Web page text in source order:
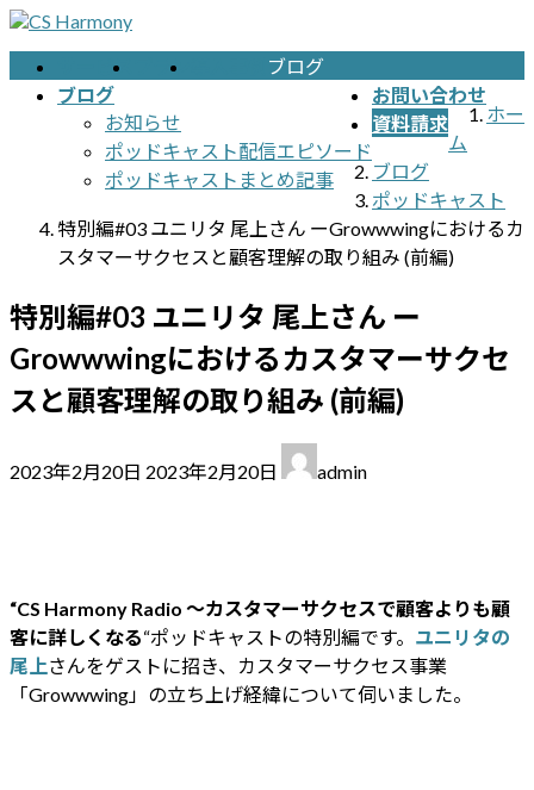
コ
ン
テ
ナ
ビ
ゲ
サービス プラン
ブログ
お知らせ
ポッドキャスト配信エピソード
ポッドキャストまとめ記事
お問い合わせ
資料請求
ブログ
ホー
ム
ブログ
ポッドキャスト
特別編#03 ユニリタ 尾上さん ーGrowwwingにおけるカ
スタマーサクセスと顧客理解の取り組み (前編)
特別編#03 ユニリタ 尾上さん ー
Growwwingにおけるカスタマーサクセ
スと顧客理解の取り組み (前編)
2023年2月20日
終
時
:
2023年2月20日 admin
“CS Harmony Radio 〜カスタマーサクセスで顧客よりも顧
客に詳しくなる“ポッドキャストの特別編です。 ユニリタの
尾上さんをゲストに招き、カスタマーサクセス事業
「Growwwing」の立ち上げ経緯について伺いました。